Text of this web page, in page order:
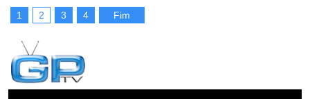
1 2 3 4 Fim